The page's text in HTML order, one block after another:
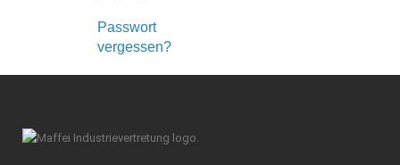
Passwort
vergessen?